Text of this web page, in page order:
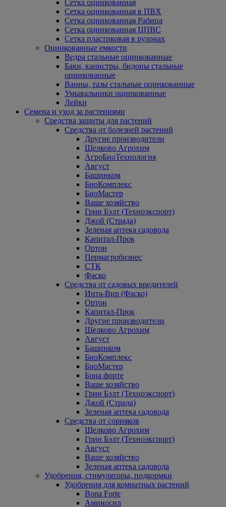
Сетка оцинкованная
Сетка оцинкованная в ПВХ
Сетка оцинкованная Рабица
Сетка оцинкованная ЦПВС
Сетка пластиковая в рулонах
Оцинкованные емкости
Ведра стальные оцинкованные
Баки, канистры, бидоны стальные
оцинкованные
Ванны, тазы стальные оцинкованные
Умывальники оцинкованные
Лейки
Семена и уход за растениями
Средства защиты для растений
Средства от болезней растений
Другие производители
Щелково Агрохим
АгроБиоТехнология
Август
Башинком
БиоКомплекс
БиоМастер
Ваше хозяйство
Грин Бэлт (Техноэкспорт)
Джой (Страда)
Зеленая аптека садовода
Капитал-Прок
Ортон
Пермагробизнес
СТК
Фаско
Средства от садовых вредителей
Инта-Вир (Фаско)
Ортон
Капитал-Прок
Другие производители
Щелково Агрохим
Август
Башинком
БиоКомплекс
БиоМастер
Бона форте
Ваше хозяйство
Грин Бэлт (Техноэкспорт)
Джой (Страда)
Зеленая аптека садовода
Средства от сорняков
Щелково Агрохим
Грин Бэлт (Техноэкспорт)
Август
Ваше хозяйство
Зеленая аптека садовода
Удобрения, стимуляторы, подкормки
Удобрения для комнатных растений
Bona Forte
Аминосил